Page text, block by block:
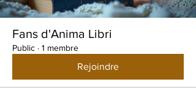
Fans d'Anima Libri
Public · 1 membre
Rejoindre